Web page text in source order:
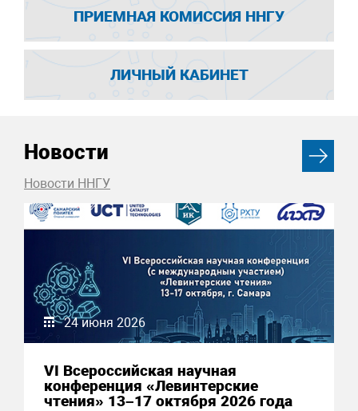
ПРИЕМНАЯ КОМИССИЯ ННГУ
ЛИЧНЫЙ КАБИНЕТ
Новости
Новости ННГУ
24 июня 2026
VI Всероссийская научная
конференция «Левинтерские
чтения» 13–17 октября 2026 года